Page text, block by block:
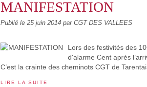
MANIFESTATION
Publié le 25 juin 2014 par CGT DES VALLEES
Lors des festivités des
d'alarme Cent après
C’est la crainte des cheminots CGT de
LIRE LA SUITE